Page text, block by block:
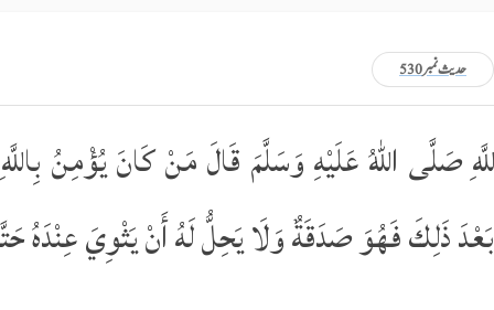
حدیث نمبر 530
صَلَّى اللّٰهُ عَلَيْهِ وَسَلَّمَ قَالَ مَنْ كَانَ يُؤْمِنُ
بَعْدَ ذَلِكَ فَهُوَ صَدَقَةٌ وَلَا يَحِلُّ لَهُ أَنْ يَثْوِيَ عِنْدَهُ